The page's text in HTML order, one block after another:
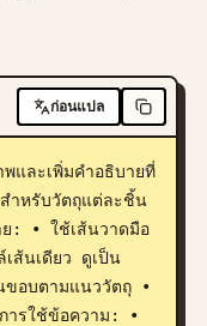
ก่อนแปล
และเพิ่มคำอธิบายที่
สำหรับวัตถุแต่ละชิ้น
ย: • ใช้เส้นวาดมือ
ส้นเดียว ดูเป็น
ขอบตามแนววัตถุ •
ารใช้ข้อความ: •